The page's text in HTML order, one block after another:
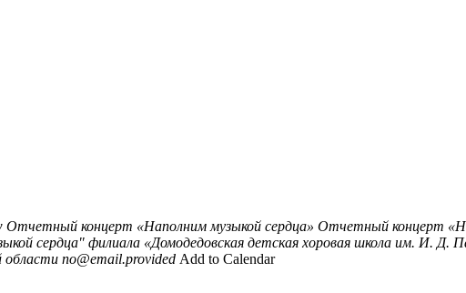
Отчетный концерт «Наполним музыкой сердца» Отчетный концерт
сердца" филиала «Домодедовская детская хоровая школа им. И. Д.
области no@email.provided Add to Calendar